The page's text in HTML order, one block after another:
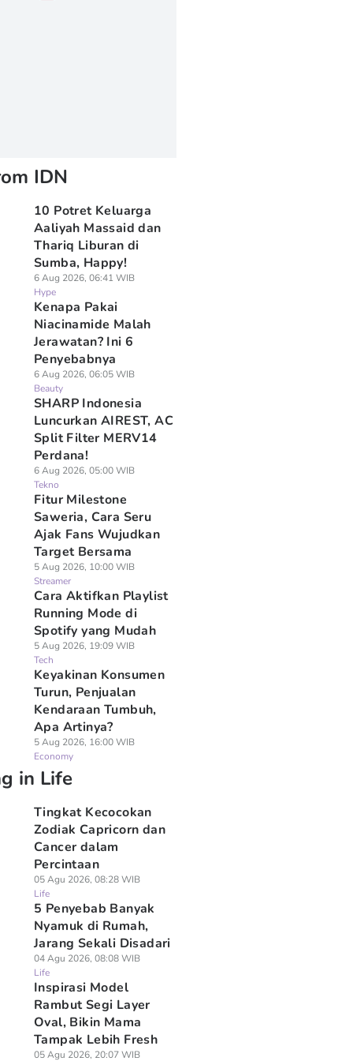
IDN
10 Potret Keluarga
Aaliyah Massaid dan
Thariq Liburan di
Sumba, Happy!
6 Aug 2026, 06:41 WIB
Hype
Kenapa Pakai
Niacinamide Malah
Jerawatan? Ini 6
Penyebabnya
6 Aug 2026, 06:05 WIB
Beauty
SHARP Indonesia
Luncurkan AIREST, AC
Split Filter MERV14
Perdana!
6 Aug 2026, 05:00 WIB
Tekno
Fitur Milestone
Saweria, Cara Seru
Ajak Fans Wujudkan
Target Bersama
5 Aug 2026, 10:00 WIB
Streamer
Cara Aktifkan Playlist
Running Mode di
Spotify yang Mudah
5 Aug 2026, 19:09 WIB
Tech
Keyakinan Konsumen
Turun, Penjualan
Kendaraan Tumbuh,
Apa Artinya?
5 Aug 2026, 16:00 WIB
Economy
in Life
Tingkat Kecocokan
Zodiak Capricorn dan
Cancer dalam
Percintaan
05 Agu 2026, 08:28 WIB
Life
5 Penyebab Banyak
Nyamuk di Rumah,
Jarang Sekali Disadari
04 Agu 2026, 08:08 WIB
Life
Inspirasi Model
Rambut Segi Layer
Oval, Bikin Mama
Tampak Lebih Fresh
05 Agu 2026, 20:07 WIB